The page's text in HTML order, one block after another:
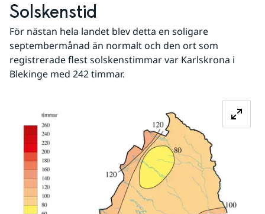
Solskenstid
För nästan hela landet blev detta en soligare
septembermånad än normalt och den ort som
registrerade flest solskenstimmar var Karlskrona i
Blekinge med 242 timmar.